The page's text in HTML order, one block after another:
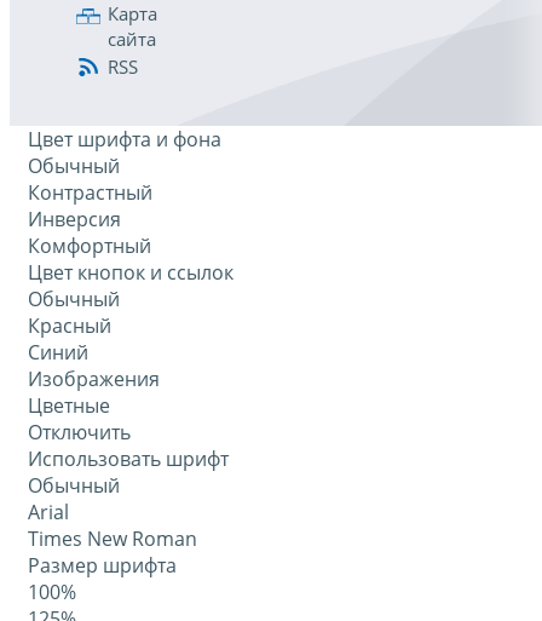
Карта
сайта
RSS
Цвет шрифта и фона
Обычный
Контрастный
Инверсия
Комфортный
Цвет кнопок и ссылок
Обычный
Красный
Синий
Изображения
Цветные
Отключить
Использовать шрифт
Обычный
Arial
Times New Roman
Размер шрифта
100%